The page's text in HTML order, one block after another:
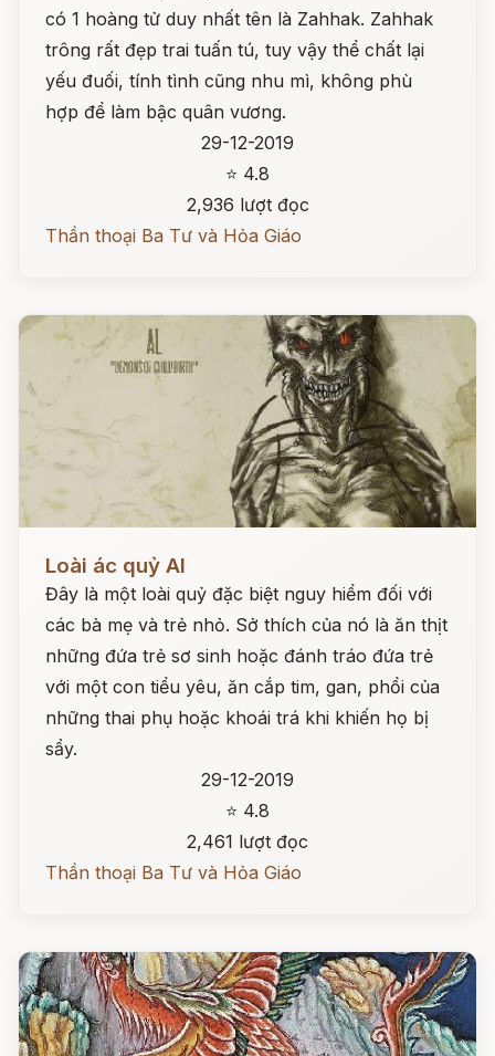
có 1 hoàng tử duy nhất tên là Zahhak. Zahhak
trông rất đẹp trai tuấn tú, tuy vậy thể chất lại
yếu đuối, tính tình cũng nhu mì, không phù
hợp để làm bậc quân vương.
29-12-2019
⭐ 4.8
2,936 lượt đọc
Thần thoại Ba Tư và Hỏa Giáo
Loài ác quỷ Al
Đây là một loài quỷ đặc biệt nguy hiểm đối với
các bà mẹ và trẻ nhỏ. Sở thích của nó là ăn thịt
những đứa trẻ sơ sinh hoặc đánh tráo đứa trẻ
với một con tiểu yêu, ăn cắp tim, gan, phổi của
những thai phụ hoặc khoái trá khi khiến họ bị
sẩy.
29-12-2019
⭐ 4.8
2,461 lượt đọc
Thần thoại Ba Tư và Hỏa Giáo